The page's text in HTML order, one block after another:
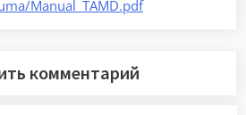
Manual_TAMD.pdf
комментарий